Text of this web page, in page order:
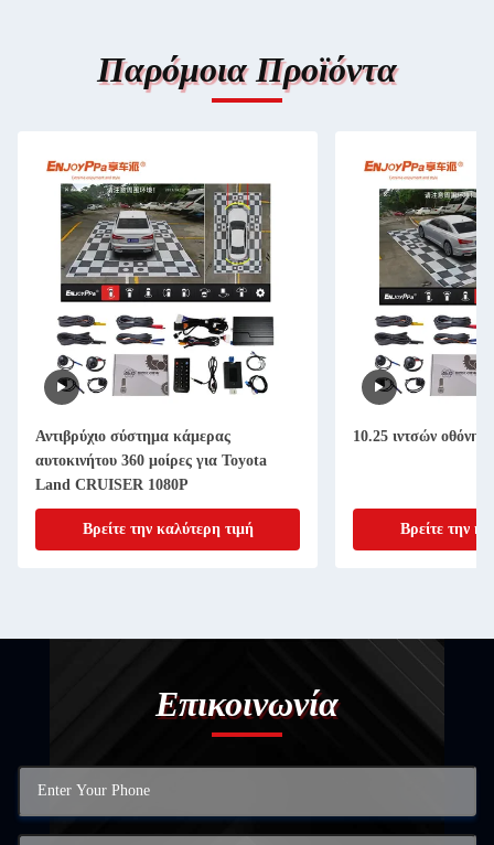
Παρόμοια Προϊόντα
Αντιβρύχιο σύστημα κάμερας
αυτοκινήτου 360 μοίρες για Toyota
Land CRUISER 1080P
Βρείτε την καλύτερη τιμή
10.25 ιντσών οθόνη
Βρείτε την
Επικοινωνία